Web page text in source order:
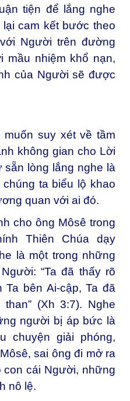
tiện để lắng nghe
cam kết bước theo
Người trên đường
mầu nhiệm khổ nạn,
của Người sẽ được
suy xét về tầm
không gian cho Lời
sẵn lòng lắng nghe là
ta biểu lộ khao
quan với ai đó.
cho ông Môsê trong
Thiên Chúa dạy
là một trong những
“Ta đã thấy rõ
bên Ai-cập, Ta đã
(Xh 3:7). Nghe
người bị áp bức là
chuyện giải phóng,
sai ông đi mở ra
cái Người, những
nô lệ.